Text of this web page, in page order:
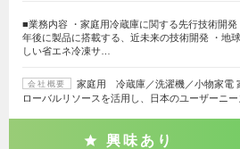
■業務内容 ・家庭用冷蔵庫に関する先行技術開発
年後に製品に搭載する、近未来の技術開発 ・地
しい省エネ冷凍サ…
会社概要
家庭用 冷蔵庫／洗濯機／小物家電
ローバルリソースを活用し、日本のユーザーニ
興味あり